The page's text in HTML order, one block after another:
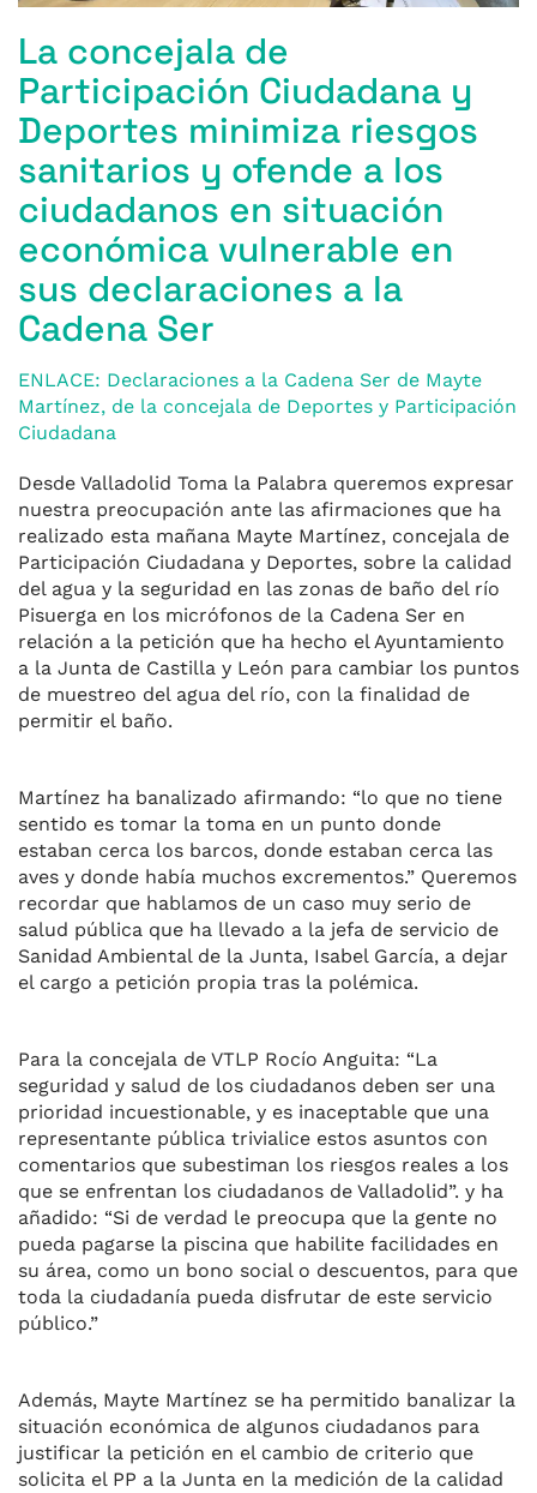
La concejala de
Participación Ciudadana y
Deportes minimiza riesgos
sanitarios y ofende a los
ciudadanos en situación
económica vulnerable en
sus declaraciones a la
Cadena Ser
ENLACE: Declaraciones a la Cadena Ser de Mayte
Martínez, de la concejala de Deportes y Participación
Ciudadana
Desde Valladolid Toma la Palabra queremos expresar
nuestra preocupación ante las afirmaciones que ha
realizado esta mañana Mayte Martínez, concejala de
Participación Ciudadana y Deportes, sobre la calidad
del agua y la seguridad en las zonas de baño del río
Pisuerga en los micrófonos de la Cadena Ser en
relación a la petición que ha hecho el Ayuntamiento
a la Junta de Castilla y León para cambiar los puntos
de muestreo del agua del río, con la finalidad de
permitir el baño.
Martínez ha banalizado afirmando: “lo que no tiene
sentido es tomar la toma en un punto donde
estaban cerca los barcos, donde estaban cerca las
aves y donde había muchos excrementos.” Queremos
recordar que hablamos de un caso muy serio de
salud pública que ha llevado a la jefa de servicio de
Sanidad Ambiental de la Junta, Isabel García, a dejar
el cargo a petición propia tras la polémica.
Para la concejala de VTLP Rocío Anguita: “La
seguridad y salud de los ciudadanos deben ser una
prioridad incuestionable, y es inaceptable que una
representante pública trivialice estos asuntos con
comentarios que subestiman los riesgos reales a los
que se enfrentan los ciudadanos de Valladolid”. y ha
añadido: “Si de verdad le preocupa que la gente no
pueda pagarse la piscina que habilite facilidades en
su área, como un bono social o descuentos, para que
toda la ciudadanía pueda disfrutar de este servicio
público.”
Además, Mayte Martínez se ha permitido banalizar la
situación económica de algunos ciudadanos para
justificar la petición en el cambio de criterio que
solicita el PP a la Junta en la medición de la calidad